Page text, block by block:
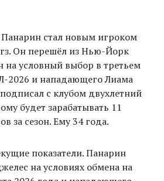
стал новым игроком
Он перешёл из Нью-Йорк
на условный выбор в третьем
2026 и нападающего Лиама
с клубом двухлетний
будет зарабатывать 11
за сезон. Ему 34 года.
показатели. Панарин
на условиях обмена на